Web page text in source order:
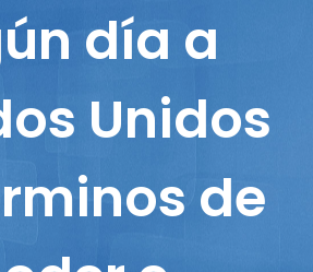
día a
Unidos
de